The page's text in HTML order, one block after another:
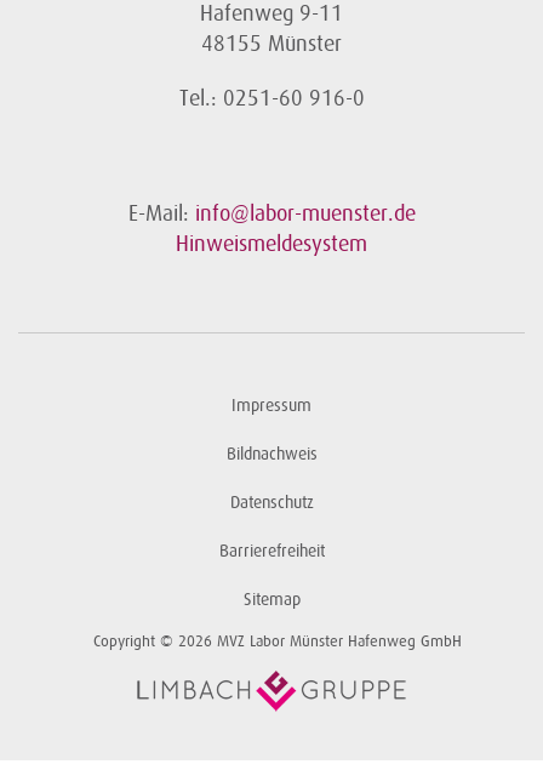
Hafenweg 9-11
48155 Münster
Tel.: 0251-60 916-0
E-Mail: info@labor-muenster.de
Hinweismeldesystem
Impressum
Bildnachweis
Datenschutz
Barrierefreiheit
Sitemap
Copyright © 2026 MVZ Labor Münster Hafenweg GmbH